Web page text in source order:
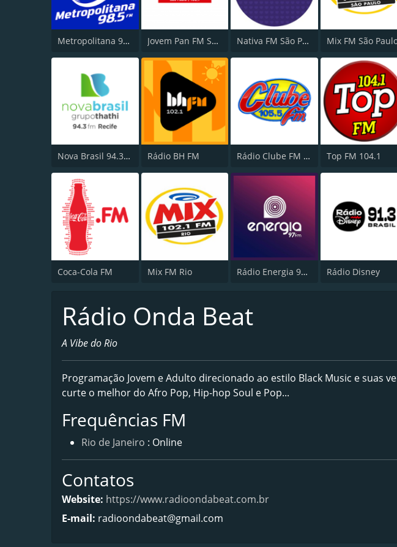
Metropolitana 98.5 FM Jovem Pan FM São Paulo Nativa FM São Paulo Mix FM São
Nova Brasil 94.3 FM Rádio BH FM Rádio Clube FM - Brasília 105.5 Top FM 104.1
Coca-Cola FM Mix FM Rio Rádio Energia 97 FM Rádio Disney
Rádio Onda Beat
A Vibe do Rio
Programação Jovem e Adulto direcionado ao estilo Black Music e suas
curte o melhor do Afro Pop, Hip-hop Soul e Pop...
Frequências FM
Rio de Janeiro : Online
Contatos
Website: https://www.radioondabeat.com.br
E-mail: radioondabeat@gmail.com